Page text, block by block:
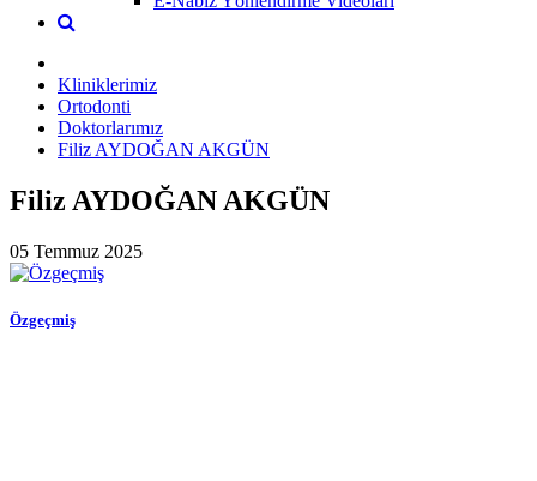
Kliniklerimiz
Ortodonti
Doktorlarımız
Filiz AYDOĞAN AKGÜN
Filiz AYDOĞAN AKGÜN
05 Temmuz 2025
Özgeçmiş